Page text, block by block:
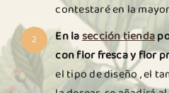
Tienda
Contacto
contestaré en la
2 En lasección tienda
con flor fresca y flor
el tipo de diseño , el